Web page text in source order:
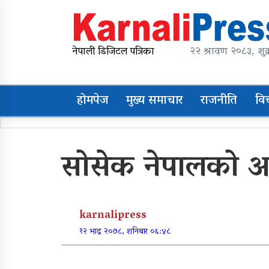
karnalipress
Online News Portal
नेपाली डिजिटल पत्रिका २२ श्रावण २०८३,
होमपेज मुख्य समाचार राजनीति
महावै गाउँपालिकाको
प्रशासकीय भवन शिलान्यास
व्यक्तिगत लगानीमा भगवान
शिवको मूर्ति स्थापना
सोसेक नेपालको
karnalipress
१२ भाद्र २०७८, शनिबार ०६:४८